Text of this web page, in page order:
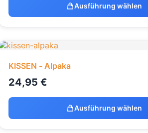
Ausführung wählen
KISSEN - Alpaka
24,95 €
Ausführung wählen